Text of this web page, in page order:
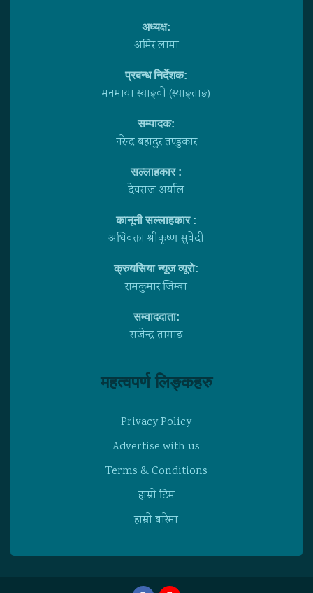
अध्यक्ष:
अमिर लामा
प्रबन्ध निर्देशक:
मनमाया स्याङ्वाे (स्याङ्ताङ)
सम्पादक:
नरेन्द्र बहादुर तण्डुकार
सल्लाहकार :
देवराज अर्याल
कानूनी सल्लाहकार :
अधिवक्ता श्रीकृष्ण सुवेदी
क्रुयसिया न्यूज व्यूराे:
रामकुमार जिम्बा
सम्वाददाता:
राजेन्द्र तामाङ
महत्वपर्ण लिङ्कहरु
Privacy Policy
Advertise with us
Terms & Conditions
हाम्राे टिम
हाम्राे बारेमा